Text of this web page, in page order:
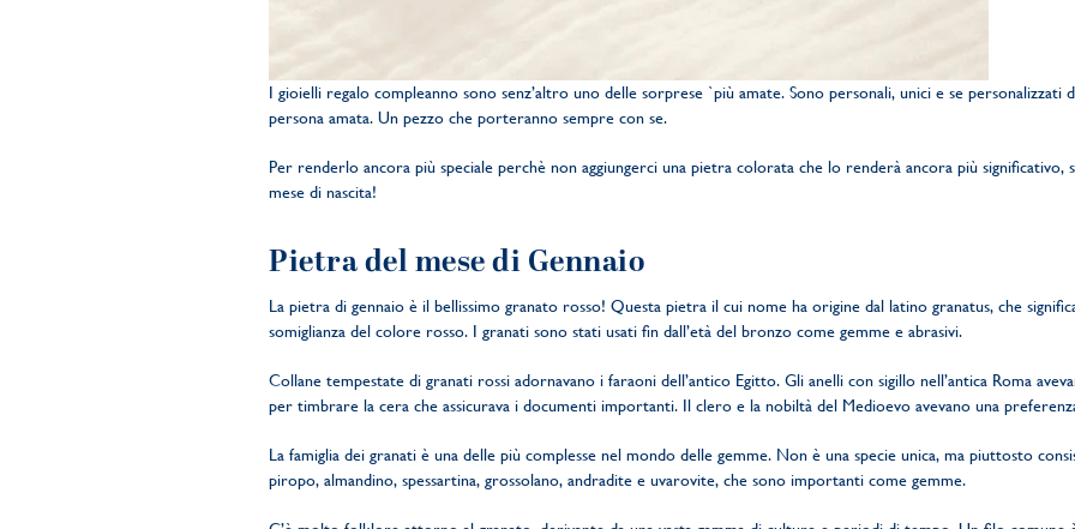
I gioielli regalo compleanno sono senz’altro uno delle sorprese `più amate. Sono personali, unici e se
persona amata. Un pezzo che porteranno sempre con se.
Per renderlo ancora più speciale perchè non aggiungerci una pietra colorata che lo renderà ancora più
mese di nascita!
Pietra del mese di Gennaio
La pietra di gennaio è il bellissimo granato rosso! Questa pietra il cui nome ha origine dal latino granatus, che
somiglianza del colore rosso. I granati sono stati usati fin dall’età del bronzo come gemme e abrasivi.
Collane tempestate di granati rossi adornavano i faraoni dell’antico Egitto. Gli anelli con sigillo nell’antica Roma
per timbrare la cera che assicurava i documenti importanti. Il clero e la nobiltà del Medioevo avevano una
La famiglia dei granati è una delle più complesse nel mondo delle gemme. Non è una specie unica, ma piuttosto
piropo, almandino, spessartina, grossolano, andradite e uvarovite, che sono importanti come gemme.